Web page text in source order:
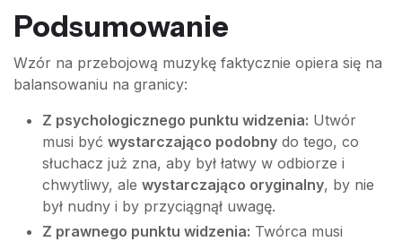
Podsumowanie
Wzór na przebojową muzykę faktycznie opiera się na
balansowaniu na granicy:
Z psychologicznego punktu widzenia: Utwór
musi być wystarczająco podobny do tego, co
słuchacz już zna, aby był łatwy w odbiorze i
chwytliwy, ale wystarczająco oryginalny, by nie
był nudny i by przyciągnął uwagę.
Z prawnego punktu widzenia: Twórca musi